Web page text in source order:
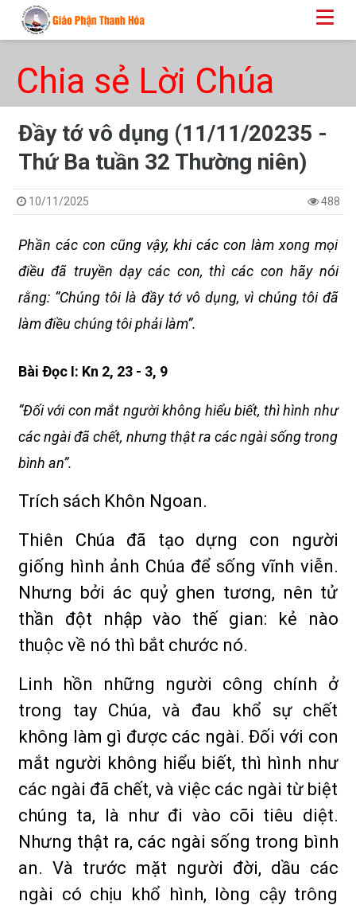
Chia sẻ Lời Chúa
Đầy tớ vô dụng (11/11/20235 -
Thứ Ba tuần 32 Thường niên)
10/11/2025 488
Phần các con cũng vậy, khi các con làm xong mọi
điều đã truyền dạy các con, thì các con hãy nói
rằng: “Chúng tôi là đầy tớ vô dụng, vì chúng tôi đã
làm điều chúng tôi phải làm”.
Bài Ðọc I: Kn 2, 23 - 3, 9
“Ðối với con mắt người không hiểu biết, thì hình như
các ngài đã chết, nhưng thật ra các ngài sống trong
bình an”.
Trích sách Khôn Ngoan.
Thiên Chúa đã tạo dựng con người
giống hình ảnh Chúa để sống vĩnh viễn.
Nhưng bởi ác quỷ ghen tương, nên tử
thần đột nhập vào thế gian: kẻ nào
thuộc về nó thì bắt chước nó.
Linh hồn những người công chính ở
trong tay Chúa, và đau khổ sự chết
không làm gì được các ngài. Ðối với con
mắt người không hiểu biết, thì hình như
các ngài đã chết, và việc các ngài từ biệt
chúng ta, là như đi vào cõi tiêu diệt.
Nhưng thật ra, các ngài sống trong bình
an. Và trước mặt người đời, dầu các
ngài có chịu khổ hình, lòng cậy trông